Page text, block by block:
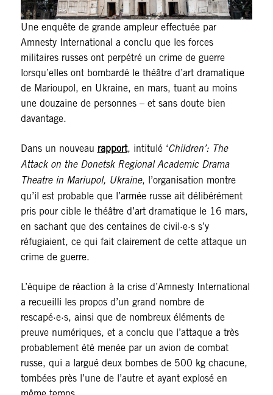
Une enquête de grande ampleur effectuée par
Amnesty International a conclu que les forces
militaires russes ont perpétré un crime de guerre
lorsqu’elles ont bombardé le théâtre d’art dramatique
de Marioupol, en Ukraine, en mars, tuant au moins
une douzaine de personnes – et sans doute bien
davantage.
Dans un nouveau rapport, intitulé ‘Children’: The
Attack on the Donetsk Regional Academic Drama
Theatre in Mariupol, Ukraine, l’organisation montre
qu’il est probable que l’armée russe ait délibérément
pris pour cible le théâtre d’art dramatique le 16 mars,
en sachant que des centaines de civil·e·s s’y
réfugiaient, ce qui fait clairement de cette attaque un
crime de guerre.
L’équipe de réaction à la crise d’Amnesty International
a recueilli les propos d’un grand nombre de
rescapé·e·s, ainsi que de nombreux éléments de
preuve numériques, et a conclu que l’attaque a très
probablement été menée par un avion de combat
russe, qui a largué deux bombes de 500 kg chacune,
tombées près l’une de l’autre et ayant explosé en